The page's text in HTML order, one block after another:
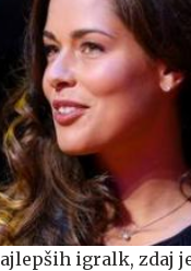
igralk, zdaj